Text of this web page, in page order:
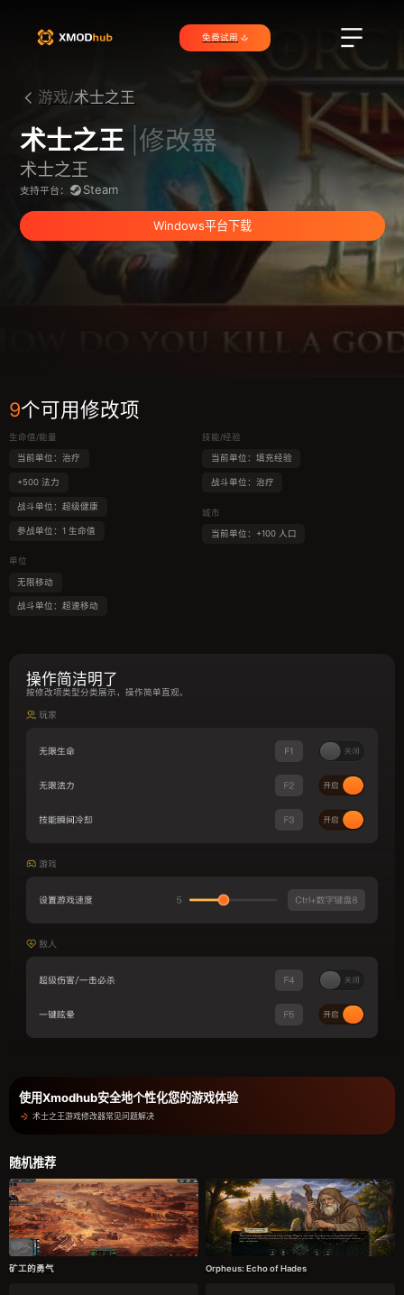
免费试用
游戏/术士之王
术士之王 |修改器
术士之王
支持平台： Steam
Windows平台下载
9个可用修改项
生命值/能量
当前单位：治疗
+500 法力
战斗单位：超级健康
参战单位：1 生命值
单位
无限移动
战斗单位：超速移动
技能/经验
当前单位：填充经验
战斗单位：治疗
城市
当前单位：+100 人口
操作简洁明了
按修改项类型分类展示，操作简单直观。
使用Xmodhub安全地个性化您的游戏体验
术士之王游戏修改器常见问题解决
随机推荐
矿工的勇气 Orpheus: Echo of Hades